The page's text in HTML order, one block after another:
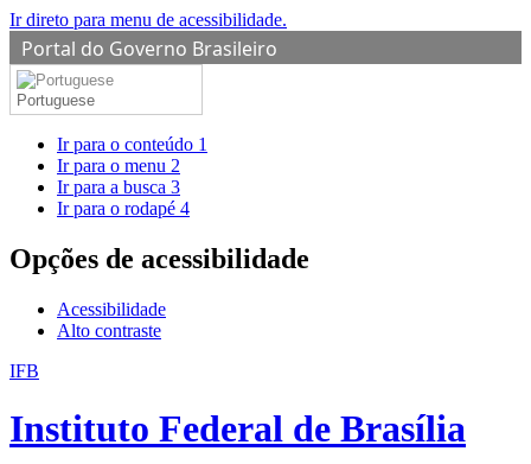
Ir direto para menu de acessibilidade.
Portal do Governo Brasileiro
Portuguese
Ir para o conteúdo 1
Ir para o menu 2
Ir para a busca 3
Ir para o rodapé 4
Opções de acessibilidade
Acessibilidade
Alto contraste
IFB
Instituto Federal de Brasília